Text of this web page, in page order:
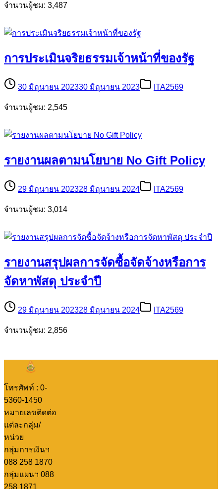
จำนวนผู้ชม: 3,487
การประเมินจริยธรรมเจ้าหน้าที่ของรัฐ
30 มิถุนายน 202330 มิถุนายน 2023 ITA2569
จำนวนผู้ชม: 2,545
รายงานผลตามนโยบาย No Gift Policy
29 มิถุนายน 202328 มิถุนายน 2024 ITA2569
จำนวนผู้ชม: 3,014
รายงานสรุปผลการจัดซื้อจัดจ้างหรือการ
จัดหาพัสดุ ประจำปี
29 มิถุนายน 202328 มิถุนายน 2024 ITA2569
จำนวนผู้ชม: 2,856
โทรศัพท์ : 0-
5360-1450
หมายเลขติดต่อ
แต่ละกลุ่ม/
หน่วย
กลุ่มการเงินฯ
088 258 1870
กลุ่มแผนฯ 088
258 1871